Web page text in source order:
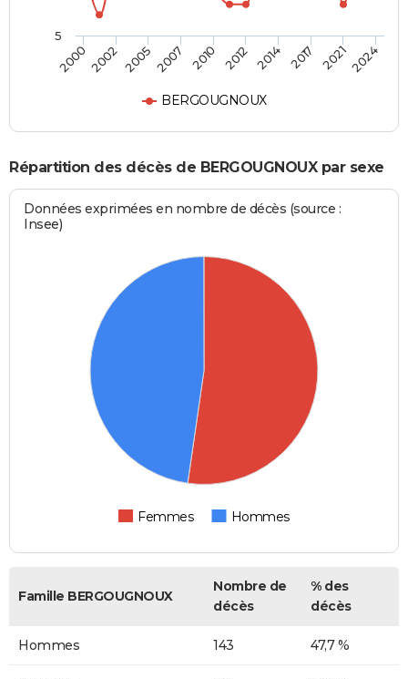
BERGOUGNOUX
20002002 20052007 2010 2012 2014 2017 20212024
5
Répartition des décès de BERGOUGNOUX par sexe
Données exprimées en nombre de décès (source :
Insee)
Femmes Hommes
Famille BERGOUGNOUX
Nombre de
décès
% des
décès
Hommes 143 47,7 %